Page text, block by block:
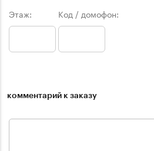
Этаж: Код / домофон:
комментарий к заказу